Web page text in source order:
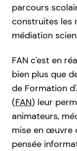
parcours
construites les
médiation
FAN c'est en
bien plus que
de Formation
(FAN) leur
animateurs,
mise en œuvre
pensée